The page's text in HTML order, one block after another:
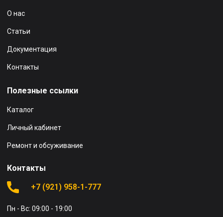
О нас
Статьи
Документация
Контакты
Полезные ссылки
Каталог
Личный кабинет
Ремонт и обсуживание
Контакты
+7 (921) 958-1-777
Пн - Вс: 09:00 - 19:00